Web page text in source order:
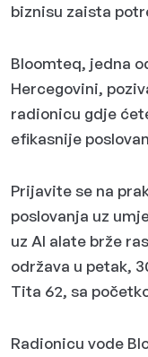
biznisu zaista
Bloomteq, jedna
Hercegovini,
radionicu gdje
efikasnije
Prijavite se na
poslovanja uz
uz AI alate brže
održava u petak,
Tita 62, sa
Radionicu vode